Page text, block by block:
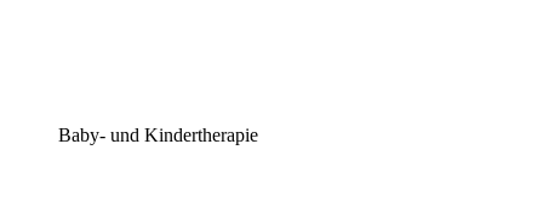
Baby- und Kindertherapie